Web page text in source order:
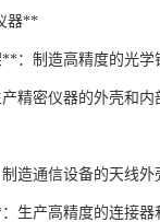
器**
：制造高精度的光学
精密仪器的外壳和内
造通信设备的天线外
生产高精度的连接器